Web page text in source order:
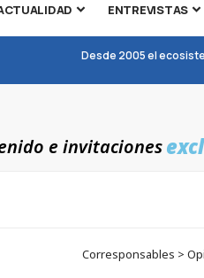
ENTREVISTAS
Desde 2005 el
e invitaciones
Corresponsables >